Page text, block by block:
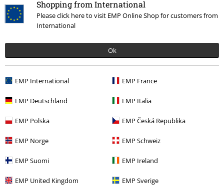
Shopping from International
Please click here to visit EMP Online Shop for customers from
International
Ok
EMP International EMP France
EMP Deutschland EMP Italia
EMP Polska EMP Česká Republika
EMP Norge EMP Schweiz
EMP Suomi EMP Ireland
EMP United Kingdom EMP Sverige
Flere kategorier. Flere valgmuligheter.